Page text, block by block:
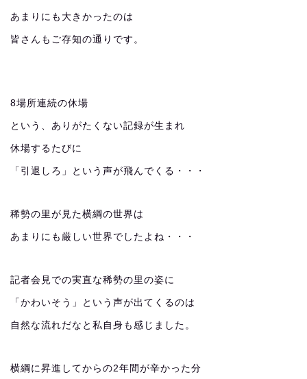
あまりにも大きかったのは
皆さんもご存知の通りです。
8場所連続の休場
という、ありがたくない記録が生まれ
休場するたびに
「引退しろ」という声が飛んでくる・・・
稀勢の里が見た横綱の世界は
あまりにも厳しい世界でしたよね・・・
記者会見での実直な稀勢の里の姿に
「かわいそう」という声が出てくるのは
自然な流れだなと私自身も感じました。
横綱に昇進してからの2年間が辛かった分